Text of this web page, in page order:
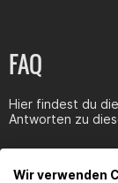
FAQ
Hier findest du
Antworten zu
Wir verwenden